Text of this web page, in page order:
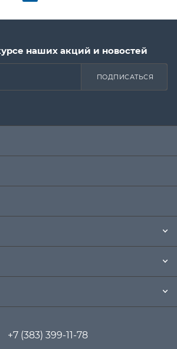
наших акций и новостей
ПОДПИСАТЬСЯ
+7 (383) 399-11-78